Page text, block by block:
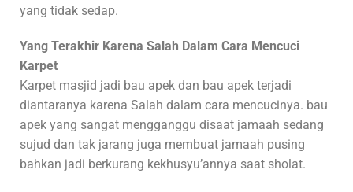
yang tidak sedap.
Yang Terakhir Karena Salah Dalam Cara Mencuci
Karpet
Karpet masjid jadi bau apek dan bau apek terjadi
diantaranya karena Salah dalam cara mencucinya. bau
apek yang sangat mengganggu disaat jamaah sedang
sujud dan tak jarang juga membuat jamaah pusing
bahkan jadi berkurang kekhusyu’annya saat sholat.